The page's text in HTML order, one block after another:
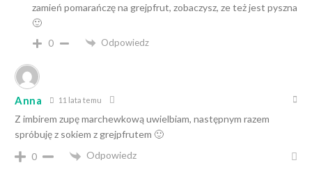
zamień pomarańczę na grejpfrut, zobaczysz, ze też jest pyszna
🙂
0 Odpowiedz
Anna 11 lata temu
Z imbirem zupę marchewkową uwielbiam, następnym razem
spróbuję z sokiem z grejpfrutem 🙂
0
Odpowiedz